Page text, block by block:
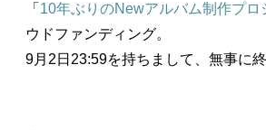
演奏依頼
「 10年ぶりのNewアルバム制作プロ
ウドファンディング。
9月2日23:59を持ちまして、無事に終